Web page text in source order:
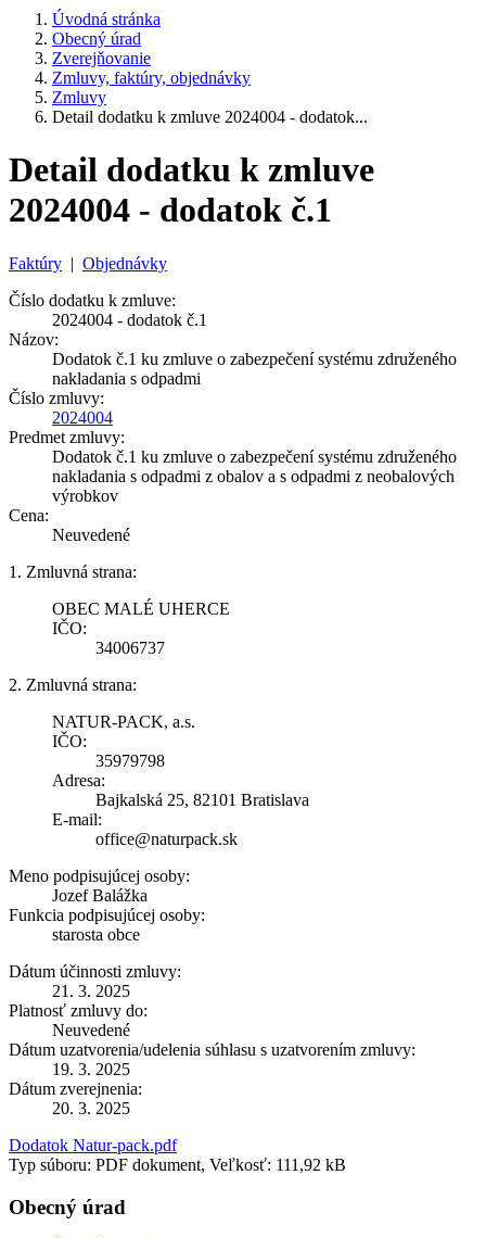
Úvodná stránka
Obecný úrad
Zverejňovanie
Zmluvy, faktúry, objednávky
Zmluvy
Detail dodatku k zmluve 2024004 - dodatok...
Detail dodatku k zmluve
2024004 - dodatok č.1
Faktúry | Objednávky
Číslo dodatku k zmluve:
2024004 - dodatok č.1
Názov:
Dodatok č.1 ku zmluve o zabezpečení systému združeného
nakladania s odpadmi
Číslo zmluvy:
2024004
Predmet zmluvy:
Dodatok č.1 ku zmluve o zabezpečení systému združeného
nakladania s odpadmi z obalov a s odpadmi z neobalových
výrobkov
Cena:
Neuvedené
1. Zmluvná strana:
OBEC MALÉ UHERCE
IČO:
34006737
2. Zmluvná strana:
NATUR-PACK, a.s.
IČO:
35979798
Adresa:
Bajkalská 25, 82101 Bratislava
E-mail:
office@naturpack.sk
Meno podpisujúcej osoby:
Jozef Balážka
Funkcia podpisujúcej osoby:
starosta obce
Dátum účinnosti zmluvy:
21. 3. 2025
Platnosť zmluvy do:
Neuvedené
Dátum uzatvorenia/udelenia súhlasu s uzatvorením zmluvy:
19. 3. 2025
Dátum zverejnenia:
20. 3. 2025
Dodatok Natur-pack.pdf
Typ súboru: PDF dokument, Veľkosť: 111,92 kB
Obecný úrad